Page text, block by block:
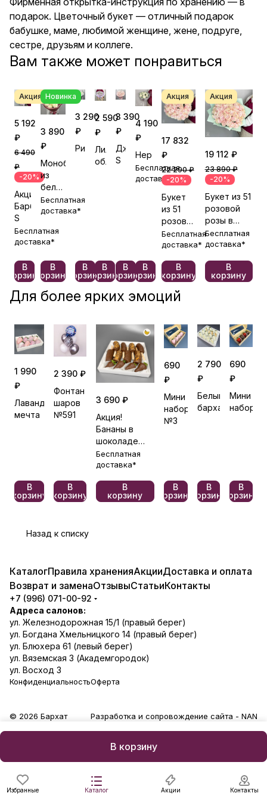
подарок. Цветочный букет — отличный подарок
бабушке, маме, любимой женщине, жене, подруге,
сестре, друзьям и коллеге.
Вам также может понравиться
Акция
5 192
₽
6 490
₽
-20%
Акция!
Барби
S
Бесплатная
доставка*
В
корзину
Новинка
3 890
₽
Монобукет
из
белых
роз
№1
Бесплатная
доставка*
В
корзину
3 290
₽
Римма
В
корзину
2 590
₽
Лиловое
облако
В
корзину
3 390
₽
Джульетта
S
В
корзину
4 190
₽
Неравнодушие
Бесплатная
доставка*
В
корзину
Акция
17 832
₽
22 290 ₽
-20%
Букет
из 51
розовой
розы
под
Бесплатная
доставка*
В
корзину
Акция
19 112 ₽
23 890 ₽
-20%
Букет из 51
розовой
розы в
бирюзовой
упаковке
Бесплатная
доставка*
В
корзину
Для более ярких эмоций
1 990
₽
Лавандовая
мечта
В
корзину
2 390 ₽
Фонтан
шаров
№591
В
корзину
3 690 ₽
Акция!
Бананы в
шоколаде
Элегия
Бесплатная
доставка*
В
корзину
690
₽
Мини
набор
№3
В
корзину
2 790
₽
Белый
бархат
В
корзину
690
₽
Мини
набор
В
корзину
Назад к списку
В корзину
Избранные Каталог Акции Контакты
КаталогПравила храненияАкцииДоставка и оплата
Возврат и заменаОтзывыСтатьиКонтакты
+7 (996) 071-00-92
Адреса салонов:
ул. Железнодорожная 15/1 (правый берег)
ул. Богдана Хмельницкого 14 (правый берег)
ул. Блюхера 61 (левый берег)
ул. Вяземская 3 (Академгородок)
ул. Восход 3
КонфиденциальностьОферта
© 2026 Бархат Разработка и сопровождение сайта - NAN